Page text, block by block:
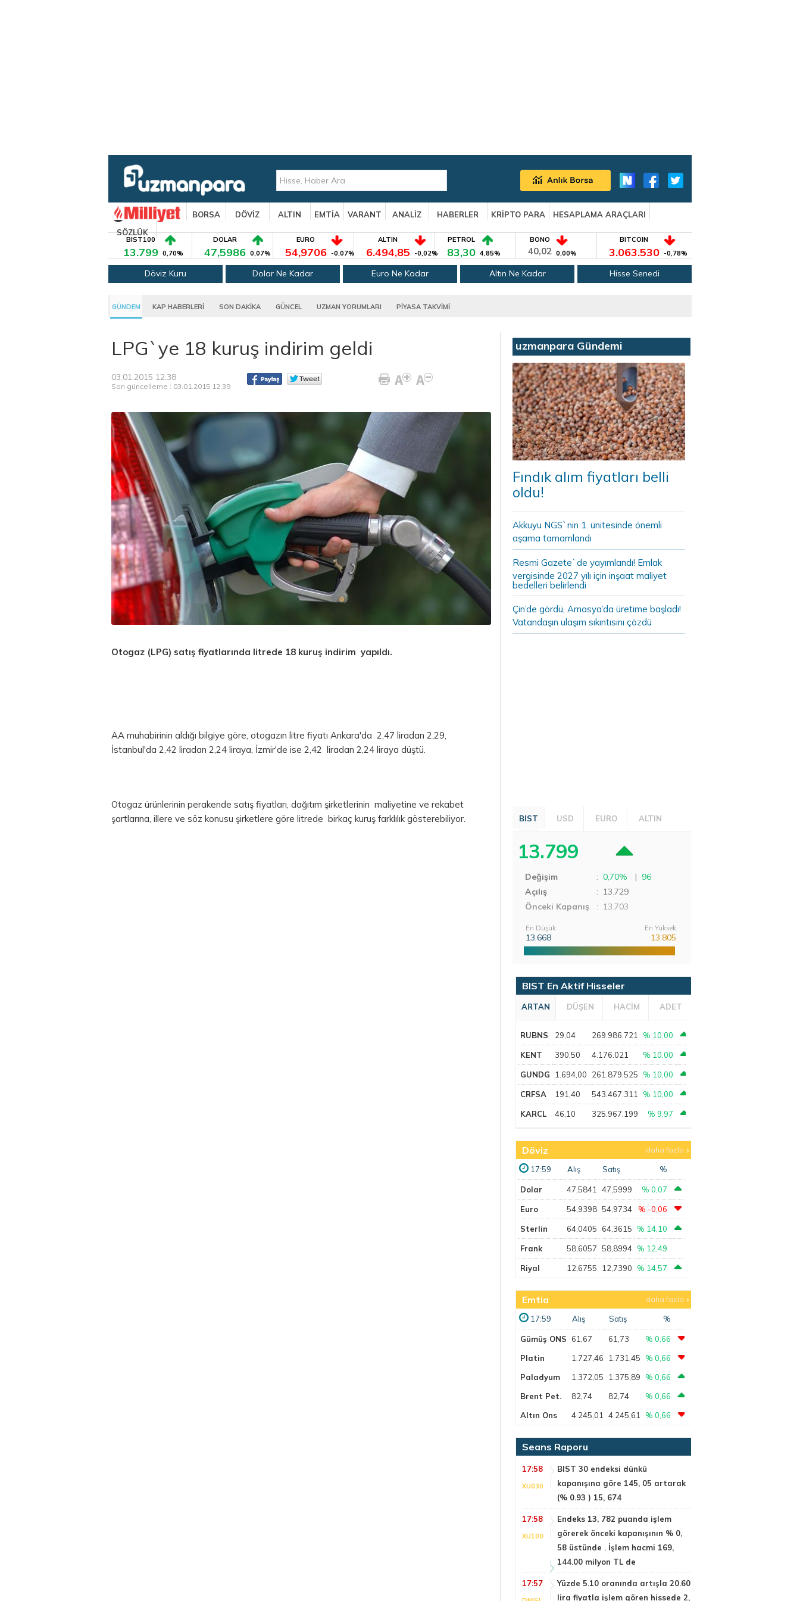
BORSA DÖVİZ ALTIN EMTİA VARANT ANALİZ HABERLER KRİPTO PARA
HESAPLAMA ARAÇLARI
SÖZLÜK
BIST100
13.799 0,70%
DOLAR
47,5986 0,07%
EURO
54,9706 -0,07%
ALTIN
6.494,85 -0,02%
PETROL
83,30 4,85%
BONO
40,02 0,00%
BITCOIN
3.063.530 -0,78%
Döviz Kuru Dolar Ne Kadar Euro Ne Kadar Altın Ne Kadar Hisse Senedi
GÜNDEM KAP HABERLERİ SON DAKİKA GÜNCEL UZMAN YORUMLARI PİYASA TAKVİMİ
LPG`ye 18 kuruş indirim geldi
03.01.2015 12:38
Son güncelleme : 03.01.2015 12:39
Otogaz (LPG) satış fiyatlarında litrede 18 kuruş indirim yapıldı.
AA muhabirinin aldığı bilgiye göre, otogazın litre fiyatı Ankara'da 2,47 liradan 2,29,
İstanbul'da 2,42 liradan 2,24 liraya, İzmir'de ise 2,42 liradan 2,24 liraya düştü.
Otogaz ürünlerinin perakende satış fiyatları, dağıtım şirketlerinin maliyetine ve rekabet
şartlarına, illere ve söz konusu şirketlere göre litrede birkaç kuruş farklılık gösterebiliyor.
uzmanpara Gündemi
Fındık alım fiyatları belli
oldu!
Akkuyu NGS`nin 1. ünitesinde önemli
aşama tamamlandı
Resmi Gazete`de yayımlandı! Emlak
vergisinde 2027 yılı için inşaat maliyet
bedelleri belirlendi
Çin’de gördü, Amasya’da üretime başladı!
Vatandaşın ulaşım sıkıntısını çözdü
BIST USD EURO ALTIN
13.799
Değişim : 0,70% | 96
Açılış
: 13.729
Önceki Kapanış
: 13.703
En Düşük
13.668
En Yüksek
13.805
BIST En Aktif Hisseler
ARTAN DÜŞEN HACİM ADET
RUBNS 29,04 269.986.721 % 10,00
KENT 390,50 4.176.021 % 10,00
GUNDG 1.694,00 261.879.525 % 10,00
CRFSA 191,40 543.467.311 % 10,00
KARCL 46,10 325.967.199 % 9,97
Döviz daha fazla
17:59 Alış Satış %
Dolar 47,5841 47,5999 % 0,07
Euro 54,9398 54,9734 % -0,06
Sterlin 64,0405 64,3615 % 14,10
Frank 58,6057 58,8994 % 12,49
Riyal 12,6755 12,7390 % 14,57
Emtia daha fazla
17:59 Alış Satış %
Gümüş ONS 61,67 61,73
% 0,66
Platin
1.727,46 1.731,45
% 0,66
Paladyum
1.372,05 1.375,89
% 0,66
Brent Pet.
82,74 82,74
% 0,66
Altın Ons
4.245,01 4.245,61 % 0,66
Seans Raporu
17:58
XU030
BIST 30 endeksi dünkü
kapanışına göre 145, 05 artarak
(% 0.93 ) 15, 674
17:58
XU100
Endeks 13, 782 puanda işlem
görerek önceki kapanışının % 0,
58 üstünde . İşlem hacmi 169,
144.00 milyon TL de
17:57
Yüzde 5.10 oranında artışla 20.60
lira fiyatla işlem gören hissede 2,